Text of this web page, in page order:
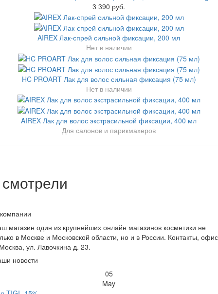
3 390 руб.
AIREX Лак-спрей сильной фиксации, 200 мл
Нет в наличии
HC PROART Лак для волос сильная фиксация (75 мл)
Нет в наличии
AIREX Лак для волос экстрасильной фиксации, 400 мл
Для салонов и парикмахеров
магазин один из крупнейших онлайн магазинов косметики не
в Москве и Московской области, но и в России. Контакты,
ул. Лавочкина д. 23.
новости
05
May